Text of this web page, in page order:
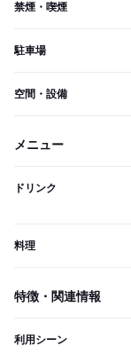
禁煙・喫煙
駐車場
空間・設備
メニュー
ドリンク
料理
特徴・関連情報
利用シーン